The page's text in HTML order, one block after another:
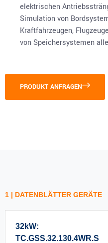
elektrischen
Simulation von
Kraftfahrzeugen,
von Speichersystemen
PRODUKT ANFRAGEN
1 | DATENBLÄTTER GERÄTE
32kW:
TC.GSS.32.130.4WR.S